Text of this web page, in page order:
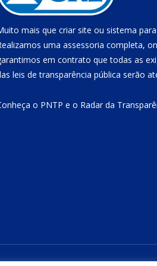
mais que criar site ou sistema
uma assessoria completa,
em contrato que todas as
leis de transparência pública serão
o PNTP e o Radar da